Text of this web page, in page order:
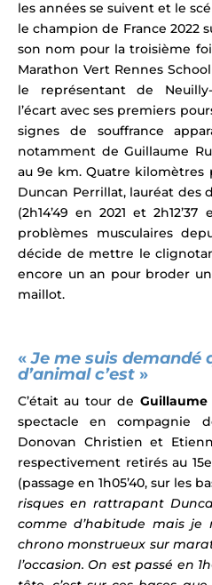
les années se suivent et le
le champion de France 2022
son nom pour la troisième
Marathon Vert Rennes
le représentant de
l’écart avec ses premiers
signes de souffrance
notamment de Guillaume
au 9e km. Quatre kilomètres
Duncan Perrillat, lauréat des
(2h14’49 en 2021 et 2h12’37
problèmes musculaires
décide de mettre le
encore un an pour broder
maillot.
«Je me suis demandé
d’animal c’est »
C’était au tour de Guillaume
spectacle en compagnie
Donovan Christien et
respectivement retirés au
(passage en 1h05’40, sur les
risques en rattrapant
comme d’habitude mais je
chrono monstrueux sur
l’occasion. On est passé en